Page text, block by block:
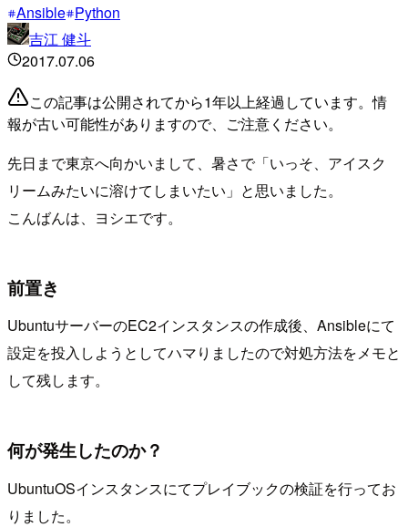
Ansible Python
吉江 健斗
2017.07.06
この記事は公開されてから1年以上経過しています。情
報が古い可能性がありますので、ご注意ください。
先日まで東京へ向かいまして、暑さで「いっそ、アイスク
リームみたいに溶けてしまいたい」と思いました。
こんばんは、ヨシエです。
前置き
UbuntuサーバーのEC2インスタンスの作成後、Ansibleにて
設定を投入しようとしてハマりましたので対処方法をメモと
して残します。
何が発生したのか？
UbuntuOSインスタンスにてプレイブックの検証を行ってお
りました。